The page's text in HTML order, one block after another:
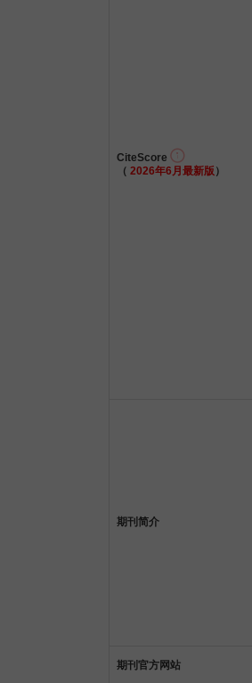
CiteScore
（ 2026年6月最新版 ）
期刊简介
期刊官方网站